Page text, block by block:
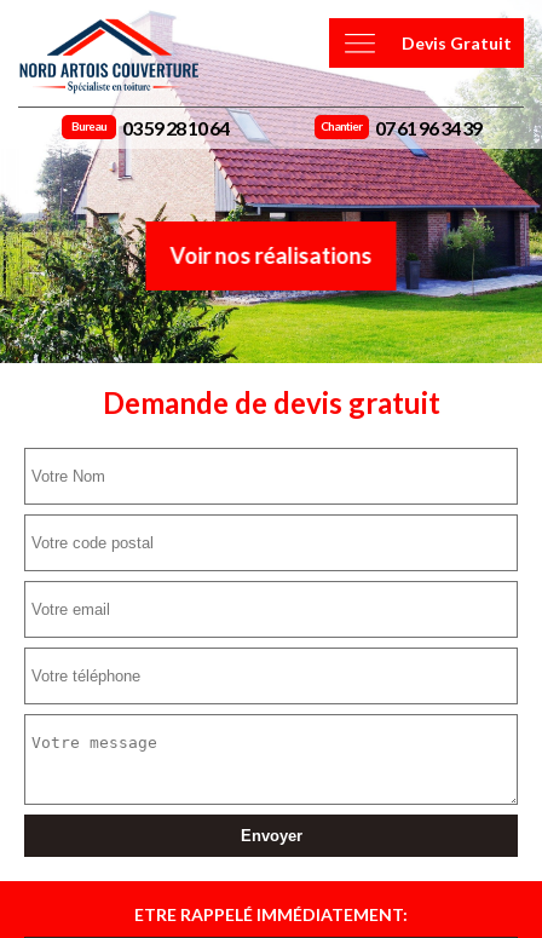
Devis Gratuit
Bureau 03 59 28 10 64 Chantier 07 61 96 34 39
Voir nos réalisations
Demande de devis gratuit
ETRE RAPPELÉ IMMÉDIATEMENT: